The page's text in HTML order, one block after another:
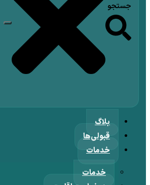
جستجو
بلاگ
قبولی‌ها
خدمات
خدمات